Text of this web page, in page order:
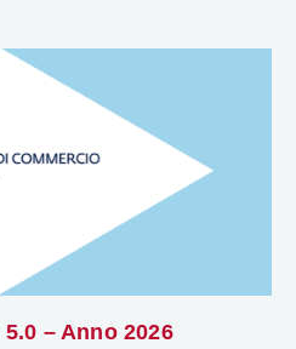
– Anno 2026